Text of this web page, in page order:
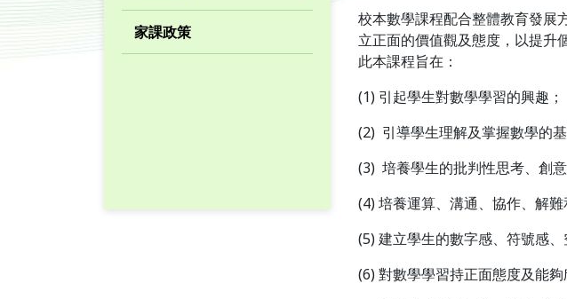
家課政策
校本數學課程配合整體教育發展
立正面的價值觀及態度，以提升
此本課程旨在：
(1) 引起學生對數學學習的興趣；
(2) 引導學生理解及掌握數學的
(3) 培養學生的批判性思考、創
(4) 培養運算、溝通、協作、解難
(5) 建立學生的數字感、符號感
(6) 對數學學習持正面態度及能